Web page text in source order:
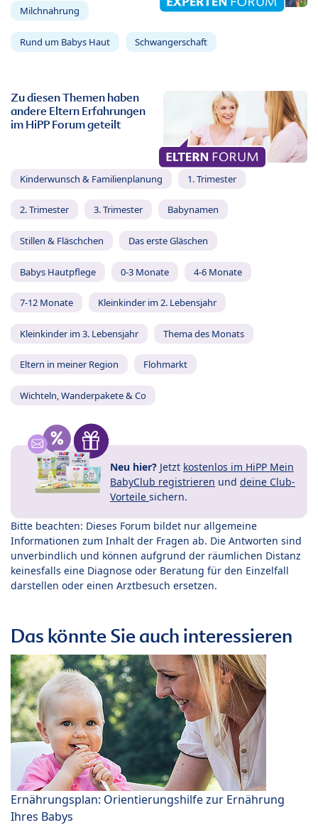
Milchnahrung
Rund um Babys Haut Schwangerschaft
Zu diesen Themen haben
andere Eltern Erfahrungen
im HiPP Forum geteilt
Kinderwunsch & Familienplanung 1. Trimester
2. Trimester 3. Trimester Babynamen
Stillen & Fläschchen Das erste Gläschen
Babys Hautpflege 0-3 Monate 4-6 Monate
7-12 Monate Kleinkinder im 2. Lebensjahr
Kleinkinder im 3. Lebensjahr Thema des Monats
Eltern in meiner Region Flohmarkt
Wichteln, Wanderpakete & Co
Neu hier? Jetzt kostenlos im HiPP Mein
BabyClub registrieren und deine Club-
Vorteile sichern.
Bitte beachten: Dieses Forum bildet nur allgemeine
Informationen zum Inhalt der Fragen ab. Die Antworten sind
unverbindlich und können aufgrund der räumlichen Distanz
keinesfalls eine Diagnose oder Beratung für den Einzelfall
darstellen oder einen Arztbesuch ersetzen.
Das könnte Sie auch interessieren
Ernährungsplan: Orientierungshilfe zur Ernährung
Ihres Babys